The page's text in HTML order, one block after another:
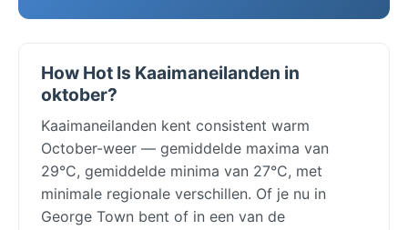
How Hot Is Kaaimaneilanden in
oktober?
Kaaimaneilanden kent consistent warm
October-weer — gemiddelde maxima van
29°C, gemiddelde minima van 27°C, met
minimale regionale verschillen. Of je nu in
George Town bent of in een van de